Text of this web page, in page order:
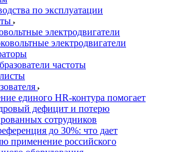
по эксплуатации
электродвигатели
электродвигатели
частоты
единого HR-контура помогает
дефицит и потерю
сотрудников
до 30%: что дает
применение российского